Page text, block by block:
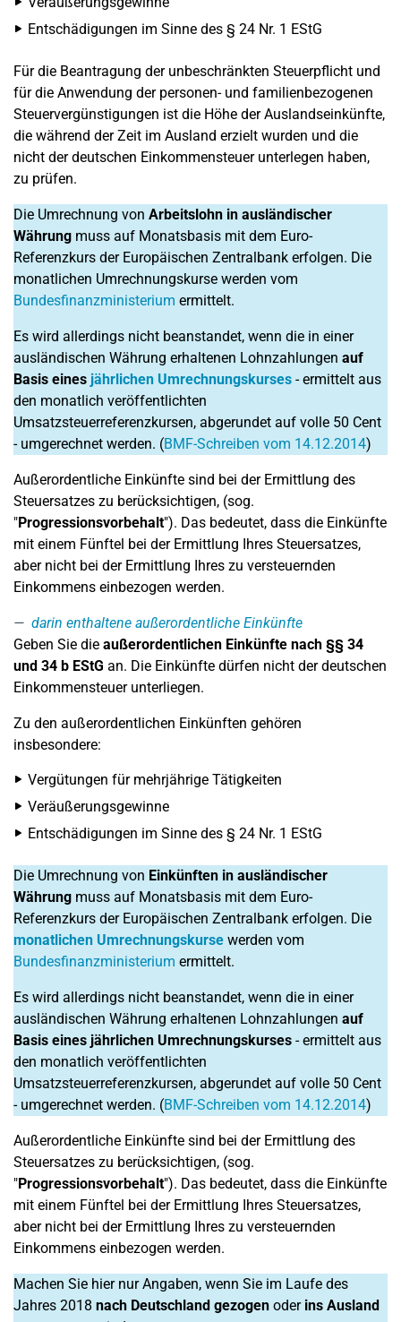
Entschädigungen im Sinne des § 24 Nr. 1 EStG
Für die Beantragung der unbeschränkten Steuerpflicht und
für die Anwendung der personen- und familienbezogenen
Steuervergünstigungen ist die Höhe der Auslandseinkünfte,
die während der Zeit im Ausland erzielt wurden und die
nicht der deutschen Einkommensteuer unterlegen haben,
zu prüfen.
Die Umrechnung von Arbeitslohn in ausländischer
Währung muss auf Monatsbasis mit dem Euro-
Referenzkurs der Europäischen Zentralbank erfolgen. Die
monatlichen Umrechnungskurse werden vom
Bundesfinanzministerium ermittelt.
Es wird allerdings nicht beanstandet, wenn die in einer
ausländischen Währung erhaltenen Lohnzahlungen auf
Basis eines jährlichen Umrechnungskurses - ermittelt aus
den monatlich veröffentlichten
Umsatzsteuerreferenzkursen, abgerundet auf volle 50 Cent
- umgerechnet werden. (BMF-Schreiben vom 14.12.2014)
Außerordentliche Einkünfte sind bei der Ermittlung des
Steuersatzes zu berücksichtigen, (sog.
"Progressionsvorbehalt"). Das bedeutet, dass die Einkünfte
mit einem Fünftel bei der Ermittlung Ihres Steuersatzes,
aber nicht bei der Ermittlung Ihres zu versteuernden
Einkommens einbezogen werden.
darin enthaltene außerordentliche Einkünfte
Geben Sie die außerordentlichen Einkünfte nach §§ 34
und 34 b EStG an. Die Einkünfte dürfen nicht der deutschen
Einkommensteuer unterliegen.
Zu den außerordentlichen Einkünften gehören
insbesondere:
Vergütungen für mehrjährige Tätigkeiten
Veräußerungsgewinne
Entschädigungen im Sinne des § 24 Nr. 1 EStG
Die Umrechnung von Einkünften in ausländischer
Währung muss auf Monatsbasis mit dem Euro-
Referenzkurs der Europäischen Zentralbank erfolgen. Die
monatlichen Umrechnungskurse werden vom
Bundesfinanzministerium ermittelt.
Es wird allerdings nicht beanstandet, wenn die in einer
ausländischen Währung erhaltenen Lohnzahlungen auf
Basis eines jährlichen Umrechnungskurses - ermittelt aus
den monatlich veröffentlichten
Umsatzsteuerreferenzkursen, abgerundet auf volle 50 Cent
- umgerechnet werden. (BMF-Schreiben vom 14.12.2014)
Außerordentliche Einkünfte sind bei der Ermittlung des
Steuersatzes zu berücksichtigen, (sog.
"Progressionsvorbehalt"). Das bedeutet, dass die Einkünfte
mit einem Fünftel bei der Ermittlung Ihres Steuersatzes,
aber nicht bei der Ermittlung Ihres zu versteuernden
Einkommens einbezogen werden.
Machen Sie hier nur Angaben, wenn Sie im Laufe des
Jahres 2018 nach Deutschland gezogen oderins Ausland